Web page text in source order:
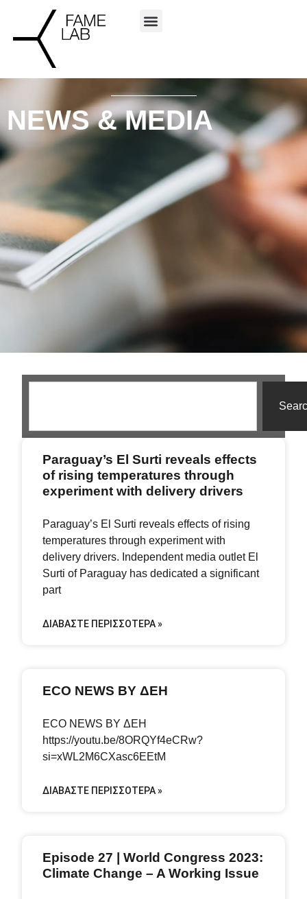
NEWS & MEDIA
Paraguay’s El Surti reveals effects
of rising temperatures through
experiment with delivery drivers
Paraguay’s El Surti reveals effects of rising
temperatures through experiment with
delivery drivers. Independent media outlet El
Surti of Paraguay has dedicated a significant
part
ΔΙΑΒΆΣΤΕ ΠΕΡΙΣΣΌΤΕΡΑ »
ECO NEWS BY ΔΕΗ
ECO NEWS BY ΔΕΗ
https://youtu.be/8ORQYf4eCRw?
si=xWL2M6CXasc6EEtM
ΔΙΑΒΆΣΤΕ ΠΕΡΙΣΣΌΤΕΡΑ »
Episode 27 | World Congress 2023:
Climate Change – A Working Issue